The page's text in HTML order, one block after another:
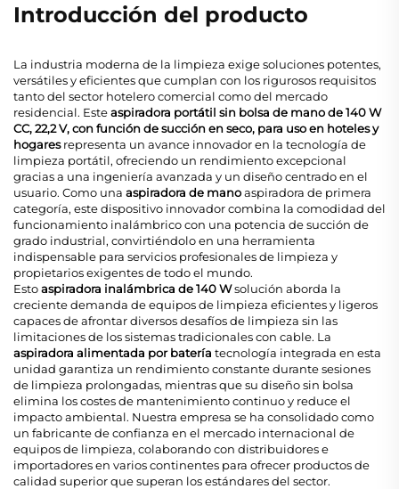
Introducción del producto
La industria moderna de la limpieza exige soluciones potentes,
versátiles y eficientes que cumplan con los rigurosos requisitos
tanto del sector hotelero comercial como del mercado
residencial. Esteaspiradora portátil sin bolsa de mano de 140 W
CC, 22,2 V, con función de succión en seco, para uso en hoteles y
hogaresrepresenta un avance innovador en la tecnología de
limpieza portátil, ofreciendo un rendimiento excepcional
gracias a una ingeniería avanzada y un diseño centrado en el
usuario. Como una aspiradora de manoaspiradora de primera
categoría, este dispositivo innovador combina la comodidad del
funcionamiento inalámbrico con una potencia de succión de
grado industrial, convirtiéndolo en una herramienta
indispensable para servicios profesionales de limpieza y
propietarios exigentes de todo el mundo.
Estoaspiradora inalámbrica de 140 Wsolución aborda la
creciente demanda de equipos de limpieza eficientes y ligeros
capaces de afrontar diversos desafíos de limpieza sin las
limitaciones de los sistemas tradicionales con cable. La
aspiradora alimentada por batería tecnología integrada en esta
unidad garantiza un rendimiento constante durante sesiones
de limpieza prolongadas, mientras que su diseño sin bolsa
elimina los costes de mantenimiento continuo y reduce el
impacto ambiental. Nuestra empresa se ha consolidado como
un fabricante de confianza en el mercado internacional de
equipos de limpieza, colaborando con distribuidores e
importadores en varios continentes para ofrecer productos de
calidad superior que superan los estándares del sector.